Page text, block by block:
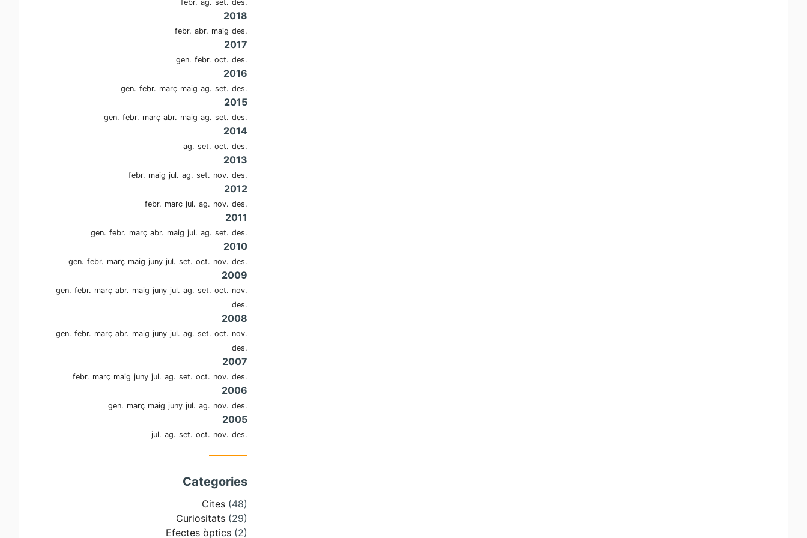
febr. ag. set. des.
2018
febr. abr. maig des.
2017
gen. febr. oct. des.
2016
gen. febr. març maig ag. set. des.
2015
gen. febr. març abr. maig ag. set. des.
2014
ag. set. oct. des.
2013
febr. maig jul. ag. set. nov. des.
2012
febr. març jul. ag. nov. des.
2011
gen. febr. març abr. maig jul. ag. set. des.
2010
gen. febr. març maig juny jul. set. oct. nov. des.
2009
gen. febr. març abr. maig juny jul. ag. set. oct. nov.
des.
2008
gen. febr. març abr. maig juny jul. ag. set. oct. nov.
des.
2007
febr. març maig juny jul. ag. set. oct. nov. des.
2006
gen. març maig juny jul. ag. nov. des.
2005
jul. ag. set. oct. nov. des.
Categories
Cites (48)
Curiositats (29)
Efectes òptics (2)